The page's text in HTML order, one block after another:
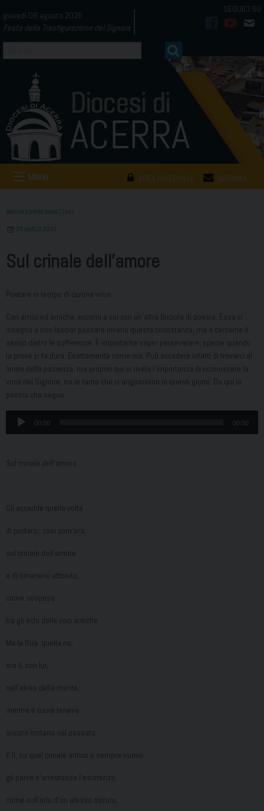
to
content
giovedì 06 agosto 2026
Festa della Trasfigurazione del Signore
AREA RISERVATA WEBMAIL
Menu
BRICIOLEDIPOESIARAZZANO
29 MARZO 2020
Sul crinale dell’amore
Poetare in tempo di corona virus
Cari amici ed amiche, eccomi a voi con un’altra Briciola di poesia. Essa ci
insegna a non lasciar passare invano questa circostanza, ma a cercarne il
senso dietro le sofferenze. È importante saper perseverare, specie quando
la prova si fa dura. Esattamente come ora. Può accadere infatti di trovarci al
limite della pazienza, ma proprio qui si rivela l’importanza di riconoscere la
voce del Signore, tra le tante che ci angosciano in questi giorni. Da qui la
poesia che segue:
Audio
Player
00:00 00:00
Sul crinale dell’amore
Gli accadde quella volta
di portarsi, così com’era,
sul crinale dell’amore
e di rimanervi attonito,
come sospeso
tra gli echi delle voci antiche.
Ma la Sua, quella no,
era lì, con lui,
nell’alveo della mente,
mentre il cuore teneva
ancora lontano nel passato.
E lì, su quel crinale antico e sempre nuovo
gli parve s’arrestasse l’esistenza,
come sull’orlo d’un abisso oscuro,